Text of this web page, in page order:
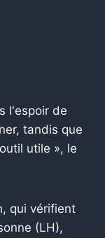
l'espoir de
tandis que
utile », le
qui vérifient
(LH),